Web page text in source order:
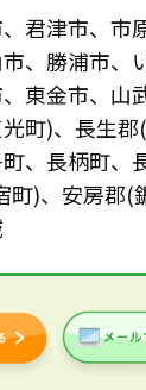
君津市、市
、勝浦市、
東金市、山
町)、長生
、長柄町、
町)、安房郡(